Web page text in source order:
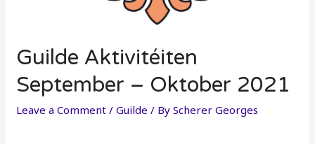
Guilde Aktivitéiten
September – Oktober 2021
Leave a Comment /Guilde / ByScherer Georges